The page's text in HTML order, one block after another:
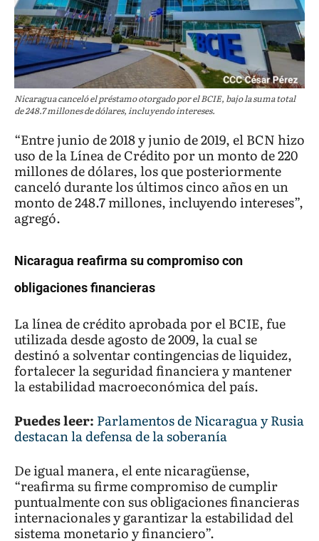
Nicaragua canceló el préstamo otorgado por el BCIE, bajo la suma total
de 248.7 millones de dólares, incluyendo intereses.
“Entre junio de 2018 y junio de 2019, el BCN hizo
uso de la Línea de Crédito por un monto de 220
millones de dólares, los que posteriormente
canceló durante los últimos cinco años en un
monto de 248.7 millones, incluyendo intereses”,
agregó.
Nicaragua reafirma su compromiso con
obligaciones financieras
La línea de crédito aprobada por el BCIE, fue
utilizada desde agosto de 2009, la cual se
destinó a solventar contingencias de liquidez,
fortalecer la seguridad financiera y mantener
la estabilidad macroeconómica del país.
Puedes leer: Parlamentos de Nicaragua y Rusia
destacan la defensa de la soberanía
De igual manera, el ente nicaragüense,
“reafirma su firme compromiso de cumplir
puntualmente con sus obligaciones financieras
internacionales y garantizar la estabilidad del
sistema monetario y financiero”.